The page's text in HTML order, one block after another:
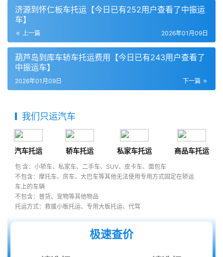
济源到怀仁板车托运【今日已有252用户查看了中振运
车】
上一篇 2026年01月09日
葫芦岛到库车轿车托运费用【今日已有243用户查看了
中振运车】
下一篇
2026年01月09日
我们只运汽车
汽车托运 轿车托运 私家车托运 商品车托运
包 含：小轿车、私家车、二手车、SUV、皮卡车、面包车
不包含：摩托车、房车、大巴车等其他无法使用专用方式固定在轿运
车上的车辆
不包含：普货、宠物等其他物品
托运方式：救援小板托运、专用大板托运、代驾
极速查价